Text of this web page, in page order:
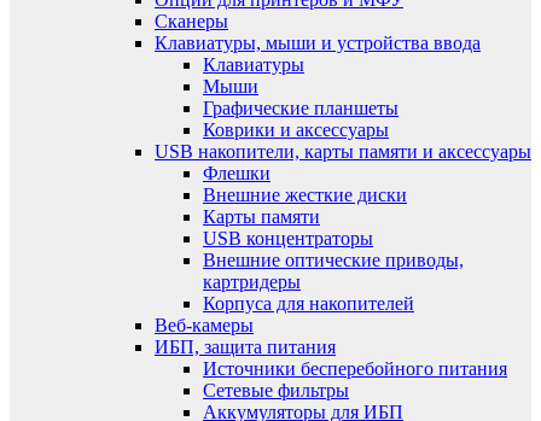
Сканеры
Клавиатуры, мыши и устройства ввода
Клавиатуры
Мыши
Графические планшеты
Коврики и аксессуары
USB накопители, карты памяти и аксессуары
Флешки
Внешние жесткие диски
Карты памяти
USB концентраторы
Внешние оптические приводы,
картридеры
Корпуса для накопителей
Веб-камеры
ИБП, защита питания
Источники бесперебойного питания
Сетевые фильтры
Аккумуляторы для ИБП